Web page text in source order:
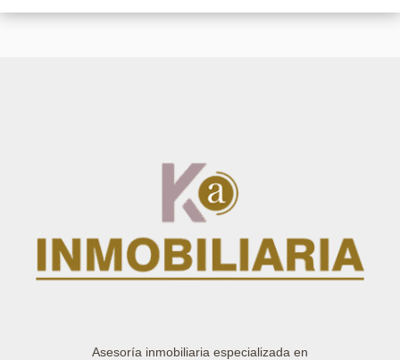
Asesoría inmobiliaria especializada en